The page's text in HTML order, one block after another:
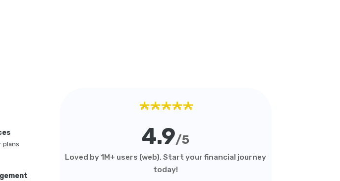
plans
★★★★★
4.9/5
Loved by 1M+ users (web). Start your financial journey
today!